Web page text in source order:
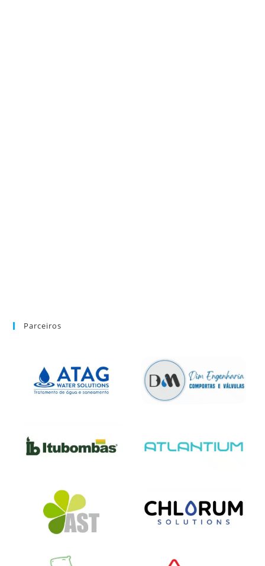
Parceiros